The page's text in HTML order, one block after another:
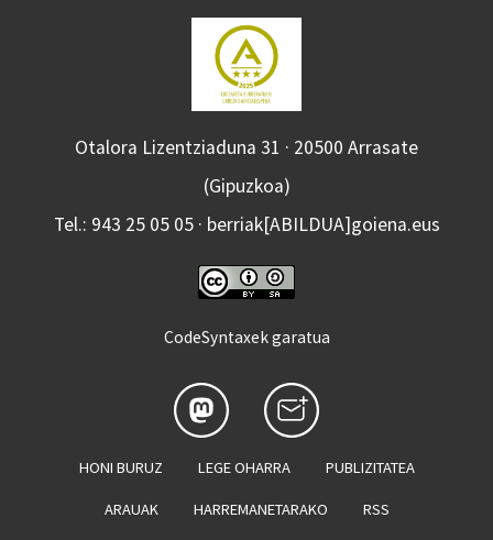
Otalora Lizentziaduna 31 · 20500 Arrasate
(Gipuzkoa)
Tel.: 943 25 05 05 · berriak[ABILDUA]goiena.eus
CodeSyntaxek garatua
HONI BURUZ LEGE OHARRA PUBLIZITATEA
ARAUAK HARREMANETARAKO RSS